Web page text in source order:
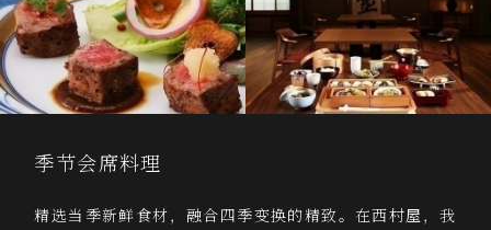
季节会席料理
精选当季新鲜食材，融合四季变换的精致。在西村屋，我